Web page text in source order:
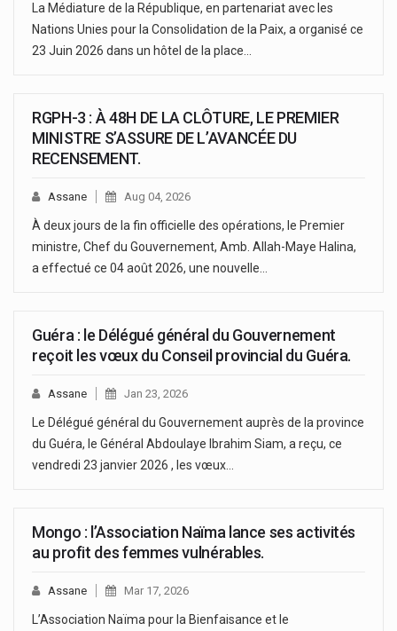
La Médiature de la République, en partenariat avec les
Nations Unies pour la Consolidation de la Paix, a organisé ce
23 Juin 2026 dans un hôtel de la place…
RGPH-3 : À 48H DE LA CLÔTURE, LE PREMIER
MINISTRE S’ASSURE DE L’AVANCÉE DU
RECENSEMENT.
Assane Aug 04, 2026
À deux jours de la fin officielle des opérations, le Premier
ministre, Chef du Gouvernement, Amb. Allah-Maye Halina,
a effectué ce 04 août 2026, une nouvelle…
Guéra : le Délégué général du Gouvernement
reçoit les vœux du Conseil provincial du Guéra.
Assane Jan 23, 2026
Le Délégué général du Gouvernement auprès de la province
du Guéra, le Général Abdoulaye Ibrahim Siam, a reçu, ce
vendredi 23 janvier 2026 , les vœux…
Mongo : l’Association Naïma lance ses activités
au profit des femmes vulnérables.
Assane Mar 17, 2026
L’Association Naïma pour la Bienfaisance et le